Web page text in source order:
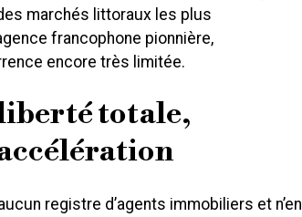
marchés littoraux les plus
francophone pionnière,
encore très limitée.
totale,
registre d’agents immobiliers et n’en